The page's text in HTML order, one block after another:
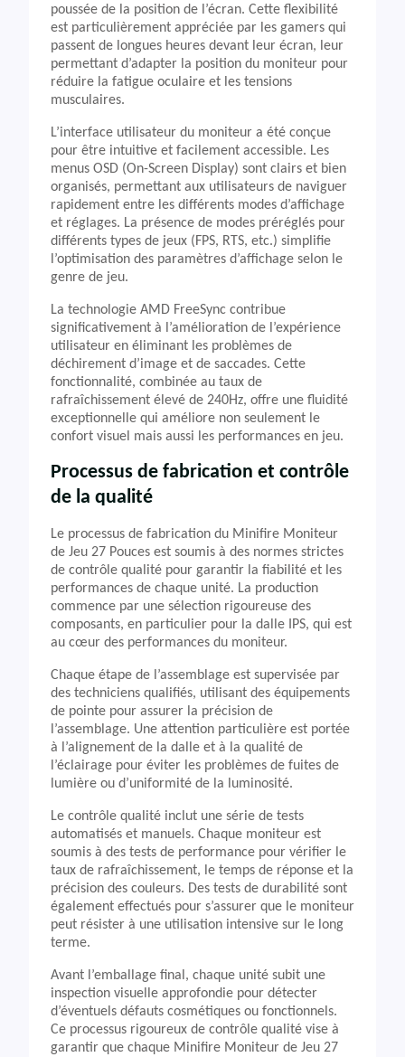
poussée de la position de l’écran. Cette flexibilité
est particulièrement appréciée par les gamers qui
passent de longues heures devant leur écran, leur
permettant d’adapter la position du moniteur pour
réduire la fatigue oculaire et les tensions
musculaires.
L’interface utilisateur du moniteur a été conçue
pour être intuitive et facilement accessible. Les
menus OSD (On-Screen Display) sont clairs et bien
organisés, permettant aux utilisateurs de naviguer
rapidement entre les différents modes d’affichage
et réglages. La présence de modes préréglés pour
différents types de jeux (FPS, RTS, etc.) simplifie
l’optimisation des paramètres d’affichage selon le
genre de jeu.
La technologie AMD FreeSync contribue
significativement à l’amélioration de l’expérience
utilisateur en éliminant les problèmes de
déchirement d’image et de saccades. Cette
fonctionnalité, combinée au taux de
rafraîchissement élevé de 240Hz, offre une fluidité
exceptionnelle qui améliore non seulement le
confort visuel mais aussi les performances en jeu.
Processus de fabrication et contrôle
de la qualité
Le processus de fabrication du Minifire Moniteur
de Jeu 27 Pouces est soumis à des normes strictes
de contrôle qualité pour garantir la fiabilité et les
performances de chaque unité. La production
commence par une sélection rigoureuse des
composants, en particulier pour la dalle IPS, qui est
au cœur des performances du moniteur.
Chaque étape de l’assemblage est supervisée par
des techniciens qualifiés, utilisant des équipements
de pointe pour assurer la précision de
l’assemblage. Une attention particulière est portée
à l’alignement de la dalle et à la qualité de
l’éclairage pour éviter les problèmes de fuites de
lumière ou d’uniformité de la luminosité.
Le contrôle qualité inclut une série de tests
automatisés et manuels. Chaque moniteur est
soumis à des tests de performance pour vérifier le
taux de rafraîchissement, le temps de réponse et la
précision des couleurs. Des tests de durabilité sont
également effectués pour s’assurer que le moniteur
peut résister à une utilisation intensive sur le long
terme.
Avant l’emballage final, chaque unité subit une
inspection visuelle approfondie pour détecter
d’éventuels défauts cosmétiques ou fonctionnels.
Ce processus rigoureux de contrôle qualité vise à
garantir que chaque Minifire Moniteur de Jeu 27